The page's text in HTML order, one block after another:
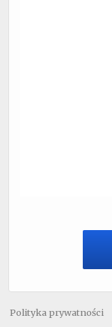
Polityka prywatności